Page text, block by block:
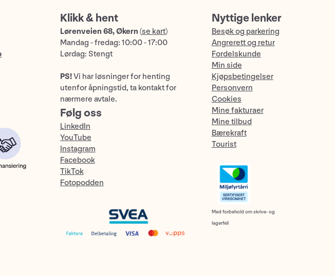
Klikk & hent
Lørenveien 68, Økern (se kart)
Mandag - fredag: 10:00 - 17:00
Lørdag: Stengt
PS!Vi har løsninger for henting
utenfor åpningstid, ta kontakt for
nærmere avtale.
Følg oss
LinkedIn
YouTube
Instagram
Facebook
TikTok
Fotopodden
Nyttige lenker
Besøk og parkering
Angrerett og retur
Fordelskunde
Min side
Kjøpsbetingelser
Personvern
Cookies
Mine fakturaer
Mine tilbud
Bærekraft
Tourist
Med forbehold om skrive- og
lagerfeil